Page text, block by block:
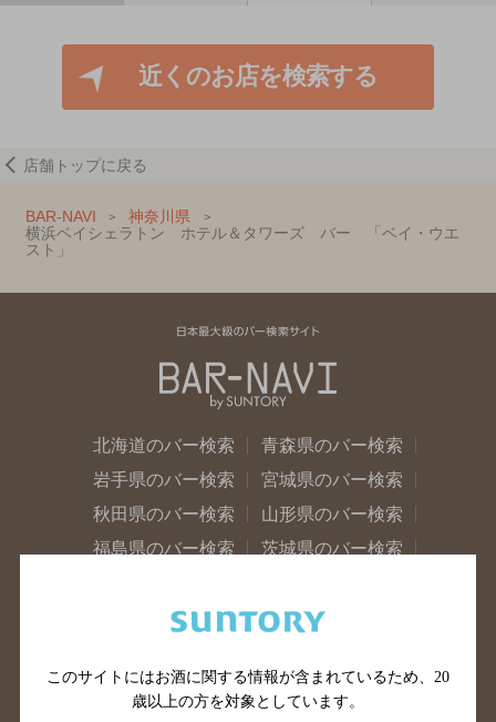
近くのお店を検索する
店舗トップに戻る
BAR-NAVI
神奈川県
横浜ベイシェラトン ホテル＆タワーズ バー 「ベイ・ウエ
スト」
北海道のバー検索
青森県のバー検索
岩手県のバー検索
宮城県のバー検索
秋田県のバー検索
山形県のバー検索
福島県のバー検索
茨城県のバー検索
山梨県のバー検索
長野県のバー検索
神奈川県のバー検索
千葉県のバー検索
このサイトにはお酒に関する情報が含まれているため、 20
歳以上の方を対象としています。